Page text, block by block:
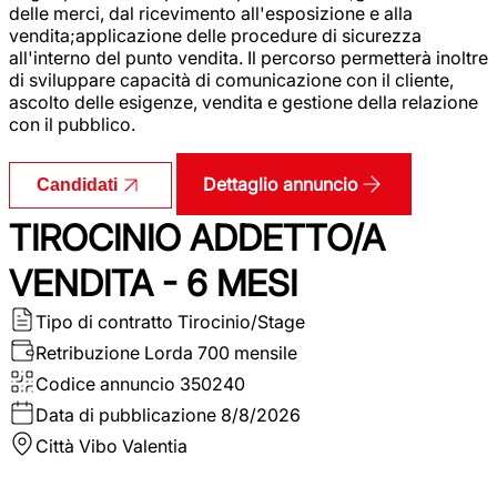
delle merci, dal ricevimento all'esposizione e alla
vendita;applicazione delle procedure di sicurezza
all'interno del punto vendita. Il percorso permetterà inoltre
di sviluppare capacità di comunicazione con il cliente,
ascolto delle esigenze, vendita e gestione della relazione
con il pubblico.
Candidati Dettaglio annuncio
TIROCINIO ADDETTO/A
VENDITA - 6 MESI
Tipo di contratto Tirocinio/Stage
Retribuzione Lorda 700 mensile
Codice annuncio 350240
Data di pubblicazione 8/8/2026
Città Vibo Valentia